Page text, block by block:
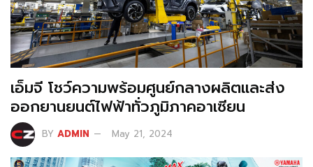
เอ็มจี โชว์ความพร้อมศูนย์กลางผลิตและส่ง
ออกยานยนต์ไฟฟ้าทั่วภูมิภาคอาเซียน
BY ADMIN May 21, 2024